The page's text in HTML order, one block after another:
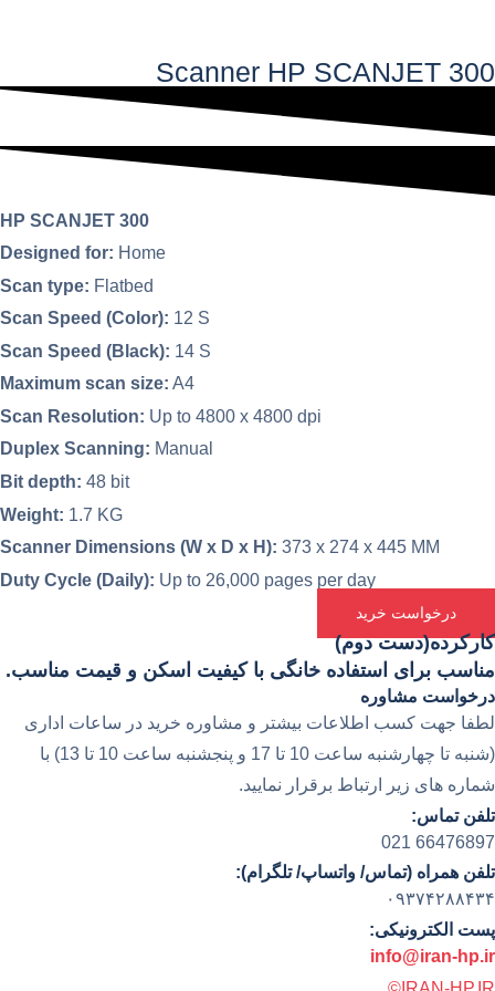
Scanner HP SCANJET 300
HP SCANJET 300
Designed for: Home
Scan type: Flatbed
Scan Speed (Color): 12 S
Scan Speed (Black): 14 S
Maximum scan size: A4
Scan Resolution: Up to 4800 x 4800 dpi
Duplex Scanning: Manual
Bit depth: 48 bit
Weight: 1.7 KG
Scanner Dimensions (W x D x H): 373 x 274 x 445 MM
Duty Cycle (Daily): Up to 26,000 pages per day
درخواست خرید
کارکرده(دست دوم)
مناسب برای استفاده خانگی با کیفیت اسکن و قیمت مناسب.
درخواست مشاوره
لطفا جهت کسب اطلاعات بیشتر و مشاوره خرید در ساعات اداری
(شنبه تا چهارشنبه ساعت 10 تا 17 و پنجشنبه ساعت 10 تا 13) با
شماره های زیر ارتباط برقرار نمایید.
تلفن تماس:
66476897 021
تلفن همراه (تماس/ واتساپ/ تلگرام):
۰۹۳۷۴۲۸۸۴۳۴
پست الکترونیکی:
info@iran-hp.ir